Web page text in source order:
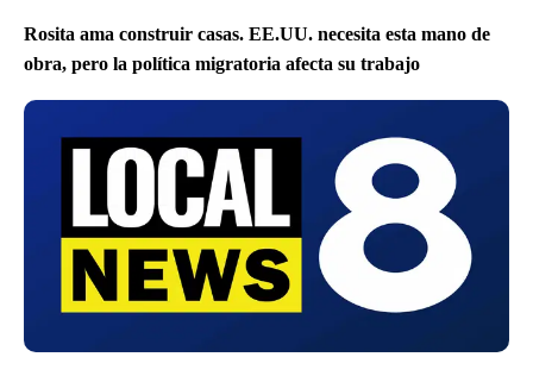
Rosita ama construir casas. EE.UU. necesita esta mano de
obra, pero la política migratoria afecta su trabajo